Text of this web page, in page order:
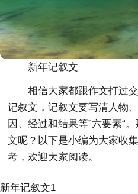
新年记叙文
相信大家都跟作文打过
记叙文，记叙文要写清人物
因、经过和结果等”六要素“
文呢？以下是小编为大家收
考，欢迎大家阅读。
新年记叙文1